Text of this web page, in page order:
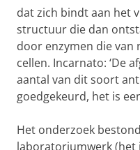
dat zich bindt aan het
structuur die dan
door enzymen die
cellen. Incarnato: ‘De
aantal van dit soort
goedgekeurd, het is
Het onderzoek
laboratoriumwerk (het